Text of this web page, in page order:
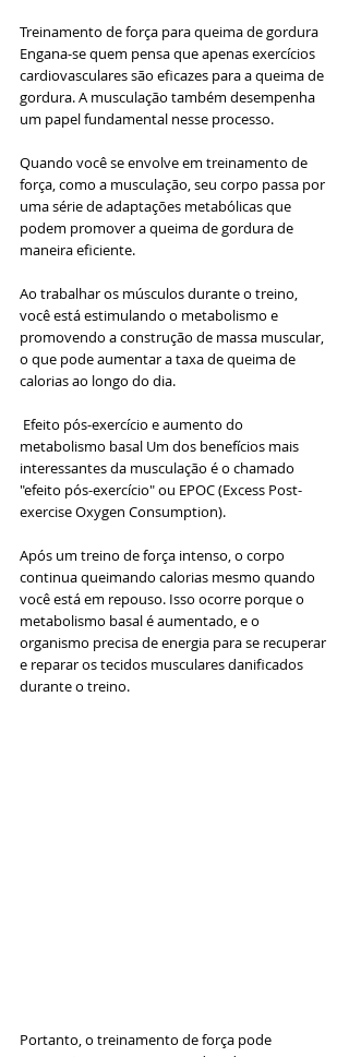
Treinamento de força para queima de gordura
Engana-se quem pensa que apenas exercícios
cardiovasculares são eficazes para a queima de
gordura. A musculação também desempenha
um papel fundamental nesse processo.
Quando você se envolve em treinamento de
força, como a musculação, seu corpo passa por
uma série de adaptações metabólicas que
podem promover a queima de gordura de
maneira eficiente.
Ao trabalhar os músculos durante o treino,
você está estimulando o metabolismo e
promovendo a construção de massa muscular,
o que pode aumentar a taxa de queima de
calorias ao longo do dia.
metabolismo basal Um dos benefícios mais
interessantes da musculação é o chamado
"efeito pós-exercício" ou EPOC (Excess Post-
exercise Oxygen Consumption).
Após um treino de força intenso, o corpo
continua queimando calorias mesmo quando
você está em repouso. Isso ocorre porque o
metabolismo basal é aumentado, e o
organismo precisa de energia para se recuperar
e reparar os tecidos musculares danificados
durante o treino.
Portanto, o treinamento de força pode